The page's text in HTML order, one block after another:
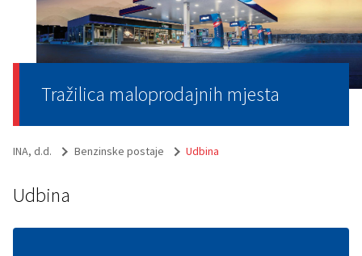
Tražilica maloprodajnih mjesta
INA, d.d. Benzinske postaje Udbina
Udbina